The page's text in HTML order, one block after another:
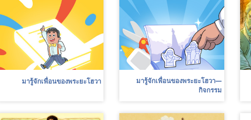
มา​รู้​จัก​เพื่อน​ของ​พระ​ยะโฮวา
มา​รู้​จัก​เพื่อน​ของ​พระ​ยะโฮวา—
กิจกรรม